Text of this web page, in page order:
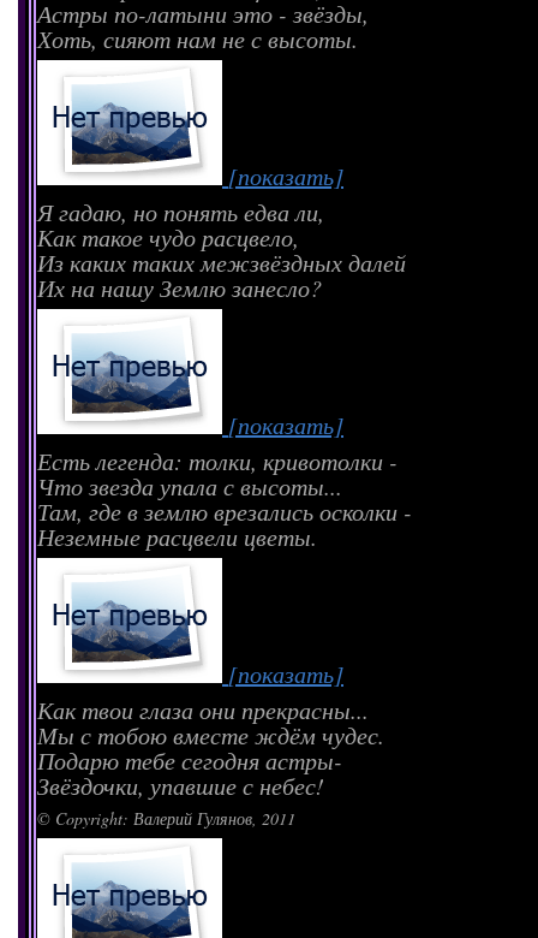
Астры по-латыни это - звёзды,
Хоть, сияют нам не с высоты.
[показать]
Я гадаю, но понять едва ли,
Как такое чудо расцвело,
Из каких таких межзвёздных далей
Их на нашу Землю занесло?
[показать]
Есть легенда: толки, кривотолки -
Что звезда упала с высоты...
Там, где в землю врезались осколки -
Неземные расцвели цветы.
[показать]
Как твои глаза они прекрасны...
Мы с тобою вместе ждём чудес.
Подарю тебе сегодня астры-
Звёздочки, упавшие с небес!
© Copyright: Валерий Гулянов, 2011